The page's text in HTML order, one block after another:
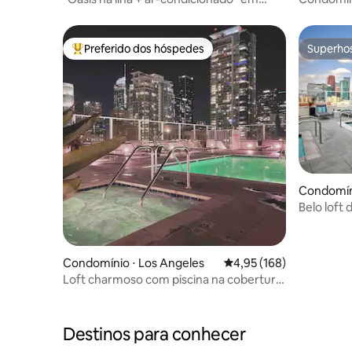
Entre os melhores preferidos dos hóspedes
Preferido dos hóspedes
Condomínio ⋅ Los Angeles 4,95 de uma avaliação
4,95 (168)
Loft charmoso com piscina na cobertura,
Belo loft
Destinos para conhecer